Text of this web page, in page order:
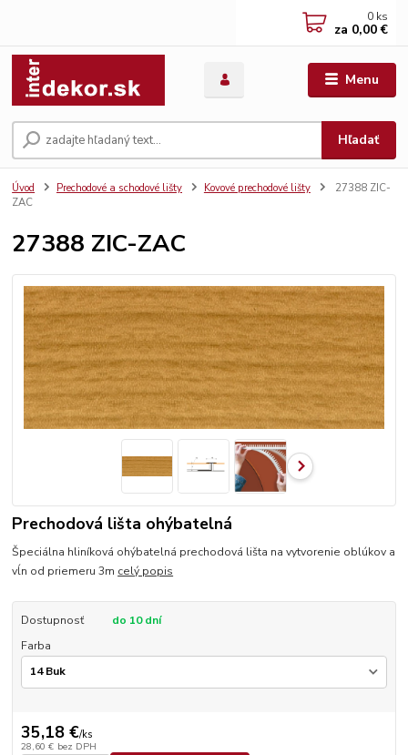
Menu
Hľadať
0 ks
za 0,00 €
Úvod Prechodové a schodové lišty Kovové prechodové lišty
27388 ZIC-
ZAC
27388 ZIC-ZAC
Prechodová lišta ohýbatelná
Špeciálna hliníková ohýbatelná prechodová lišta na vytvorenie oblúkov a
vĺn od priemeru 3m celý popis
Dostupnosť
do 10 dní
Farba
35,18 €/ks
28,60 € bez DPH